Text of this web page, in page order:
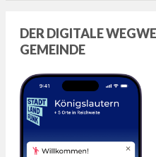
DER DIGITALE
GEMEINDE